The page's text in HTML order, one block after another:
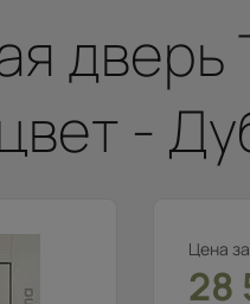
дверь
-
Цена
28